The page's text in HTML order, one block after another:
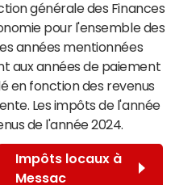
générale des Finances
pour l'ensemble des
années mentionnées
aux années de paiement
en fonction des revenus
Les impôts de l'année
de l'année 2024.
Impôts locaux à
Messac